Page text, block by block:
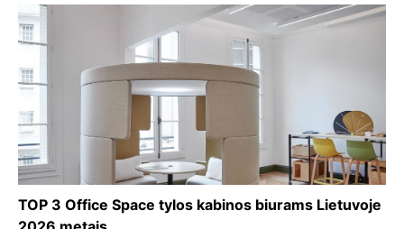
TOP 3 Office Space tylos kabinos biurams Lietuvoje